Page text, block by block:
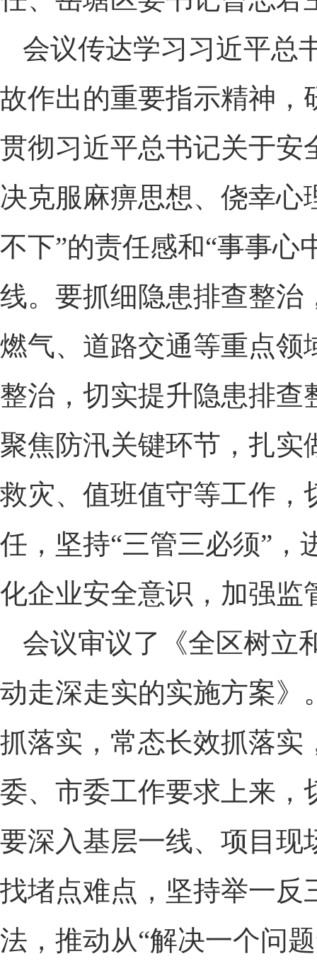
会议传达学习习近平总
故作出的重要指示精神，
贯彻习近平总书记关于安
决克服麻痹思想、侥幸心
不下”的责任感和“事事心
线。要抓细隐患排查整治
燃气、道路交通等重点领
整治，切实提升隐患排查
聚焦防汛关键环节，扎实
救灾、值班值守等工作，
任，坚持“三管三必须”
化企业安全意识，加强监
会议审议了《全区树立
动走深走实的实施方案》
抓落实，常态长效抓落实
委、市委工作要求上来，
要深入基层一线、项目现
找堵点难点，坚持举一反
法，推动从“解决一个问